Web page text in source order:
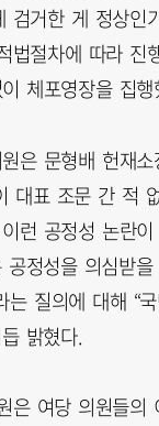
검거한 게 정상인
법절차에 따라 진
체포영장을 집
은 문형배 헌재
대표 조문 간 적
런 공정성 논란
공정성을 의심받
는 질의에 대해 “
밝혔다.
은 여당 의원들의